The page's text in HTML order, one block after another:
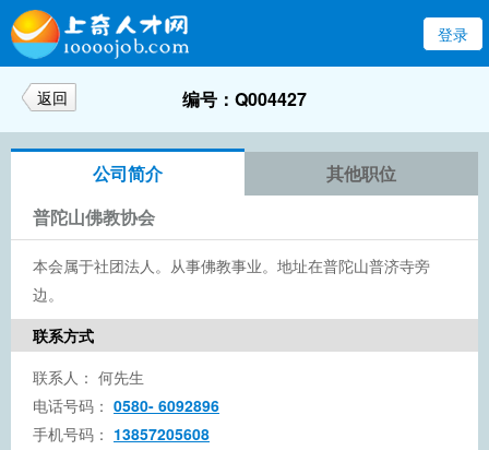
登录
返回 编号：Q004427
公司简介
其他职位
普陀山佛教协会
本会属于社团法人。从事佛教事业。地址在普陀山普济寺旁
边。
联系方式
联系人： 何先生
电话号码： 0580- 6092896
手机号码： 13857205608